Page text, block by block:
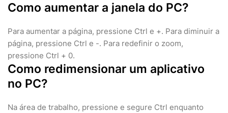
Como aumentar a janela do PC?
Para aumentar a página, pressione Ctrl e +. Para diminuir a
página, pressione Ctrl e -. Para redefinir o zoom,
pressione Ctrl + 0.
Como redimensionar um aplicativo
no PC?
Na área de trabalho, pressione e segure Ctrl enquanto